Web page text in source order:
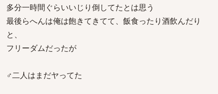
多分一時間ぐらいいじり倒してたとは思う
最後らへんは俺は飽きてきてて、飯食ったり酒飲んだり
と、
フリーダムだったが
♂二人はまだヤってた